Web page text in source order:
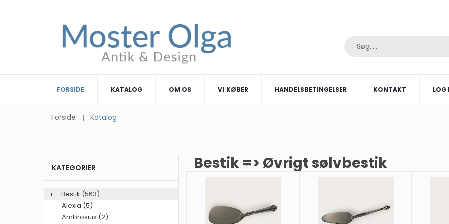
FORSIDE KATALOG OM OS VI KØBER HANDELSBETINGELSER KONTAKT LOG
Forside Katalog
Bestik => Øvrigt sølvbestik
KATEGORIER
+ Bestik (563)
Alexia (5)
Ambrosius (2)